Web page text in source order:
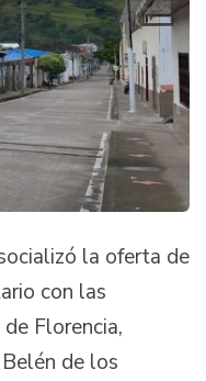
la oferta de
con las
Florencia,
de los